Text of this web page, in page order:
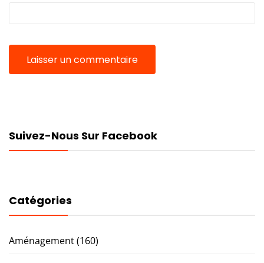
Suivez-Nous Sur Facebook
Catégories
Aménagement(160)